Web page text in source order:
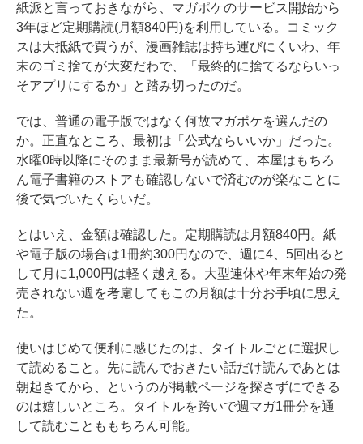
紙派と言っておきながら、マガポケのサービス開始から
3年ほど定期購読(月額840円)を利用している。コミック
スは大抵紙で買うが、漫画雑誌は持ち運びにくいわ、年
末のゴミ捨てが大変だわで、「最終的に捨てるならいっ
そアプリにするか」と踏み切ったのだ。
では、普通の電子版ではなく何故マガポケを選んだの
か。正直なところ、最初は「公式ならいいか」だった。
水曜0時以降にそのまま最新号が読めて、本屋はもちろ
ん電子書籍のストアも確認しないで済むのが楽なことに
後で気づいたくらいだ。
とはいえ、金額は確認した。定期購読は月額840円。紙
や電子版の場合は1冊約300円なので、週に4、5回出ると
して月に1,000円は軽く越える。大型連休や年末年始の発
売されない週を考慮してもこの月額は十分お手頃に思え
た。
使いはじめて便利に感じたのは、タイトルごとに選択し
て読めること。先に読んでおきたい話だけ読んであとは
朝起きてから、というのが掲載ページを探さずにできる
のは嬉しいところ。タイトルを跨いで週マガ1冊分を通
して読むことももちろん可能。